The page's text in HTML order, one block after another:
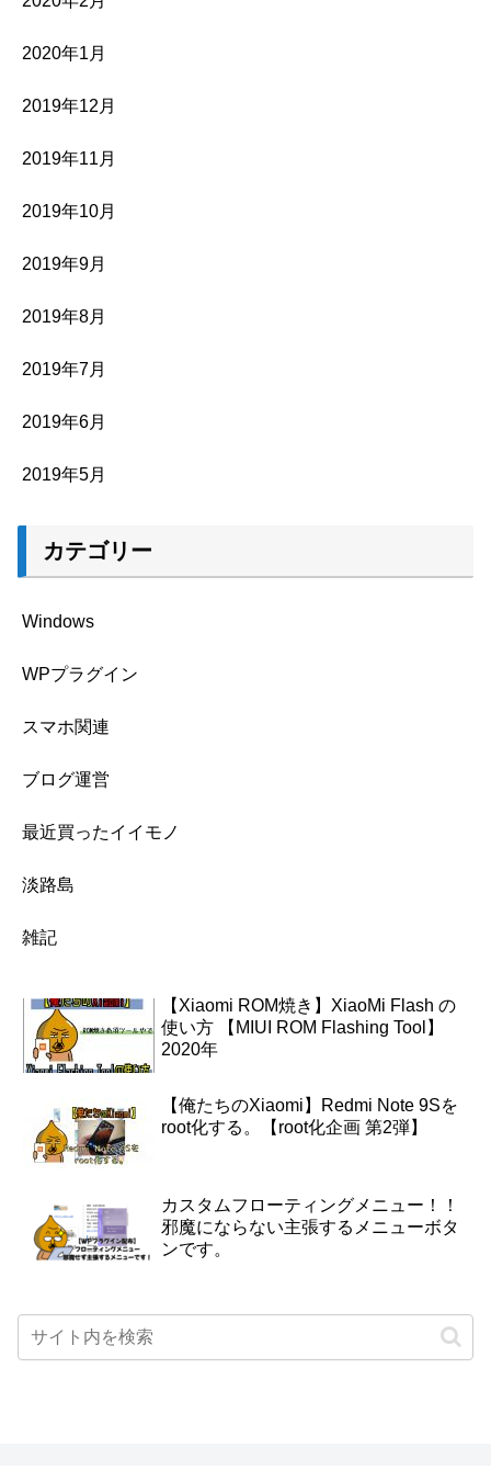
2020年1月
2019年12月
2019年11月
2019年10月
2019年9月
2019年8月
2019年7月
2019年6月
2019年5月
カテゴリー
Windows
WPプラグイン
スマホ関連
ブログ運営
最近買ったイイモノ
淡路島
雑記
【Xiaomi ROM焼き】XiaoMi Flash の
使い方 【MIUI ROM Flashing Tool】
2020年
【俺たちのXiaomi】Redmi Note 9Sを
root化する。【root化企画 第2弾】
カスタムフローティングメニュー！！
邪魔にならない主張するメニューボタ
ンです。